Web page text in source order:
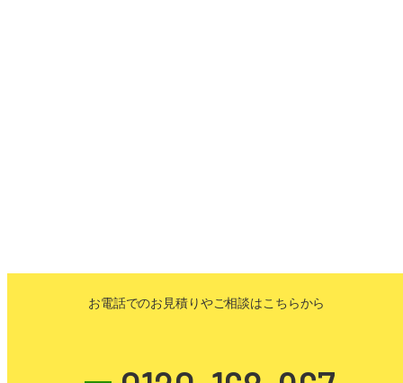
お電話でのお見積りやご相談はこちらから